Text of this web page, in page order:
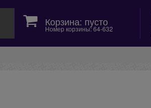
Корзина: пусто
Номер корзины: 64-632